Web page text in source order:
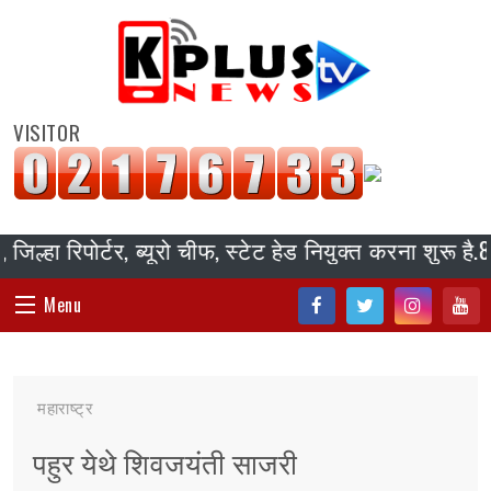
VISITOR
रिपोर्टर, ब्यूरो चीफ, स्टेट हेड नियुक्त करना शुरू
Menu
संपादकीय
जॉब/ नोकरी
महाराष्ट्र
पहुर येथे शिवजयंती साजरी